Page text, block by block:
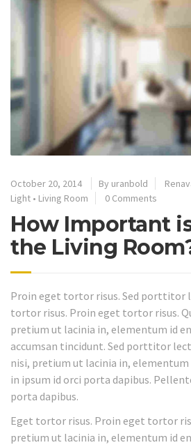
October 20, 2014 By uranbold
Light • Living Room 0 Comments
How Important
the Living
Proin eget tortor risus. Sed porttitor
tortor risus. Proin eget tortor risus.
pretium ut lacinia in, elementum id
accumsan tincidunt. Sed porttitor
nisi, pretium ut lacinia in, elementum
in ipsum id orci porta dapibus.
porta dapibus.
Eget tortor risus. Proin eget tortor
pretium ut lacinia in, elementum id